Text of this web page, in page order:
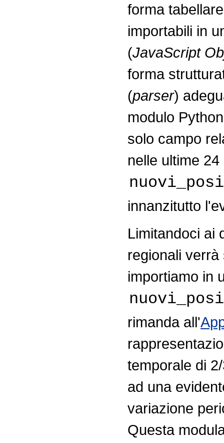
forma
importabili in
(JavaScript
forma
(parser)
modulo
solo campo
nelle ultime
innanzitutto
Limitandoci ai
regionali
importiamo in
rimanda all'
temporale di
ad una
variazione
Questa